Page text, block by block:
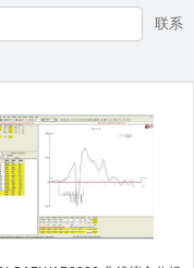
联系